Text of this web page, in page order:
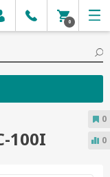
0
100I
0
0